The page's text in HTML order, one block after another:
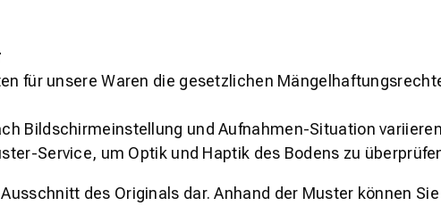
für unsere Waren die gesetzlichen
Bildschirmeinstellung und Aufnahmen-Situation
Service, um Optik und Haptik des Bodens zu
des Originals dar. Anhand der Muster können